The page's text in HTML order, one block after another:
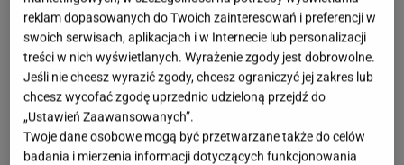
reklam dopasowanych do Twoich zainteresowań i preferencji w
swoich serwisach, aplikacjach i w Internecie lub personalizacji
treści w nich wyświetlanych. Wyrażenie zgody jest dobrowolne.
Jeśli nie chcesz wyrazić zgody, chcesz ograniczyć jej zakres lub
chcesz wycofać zgodę uprzednio udzieloną przejdź do
„Ustawień Zaawansowanych”.
Twoje dane osobowe mogą być przetwarzane także do celów
badania i mierzenia informacji dotyczących funkcjonowania